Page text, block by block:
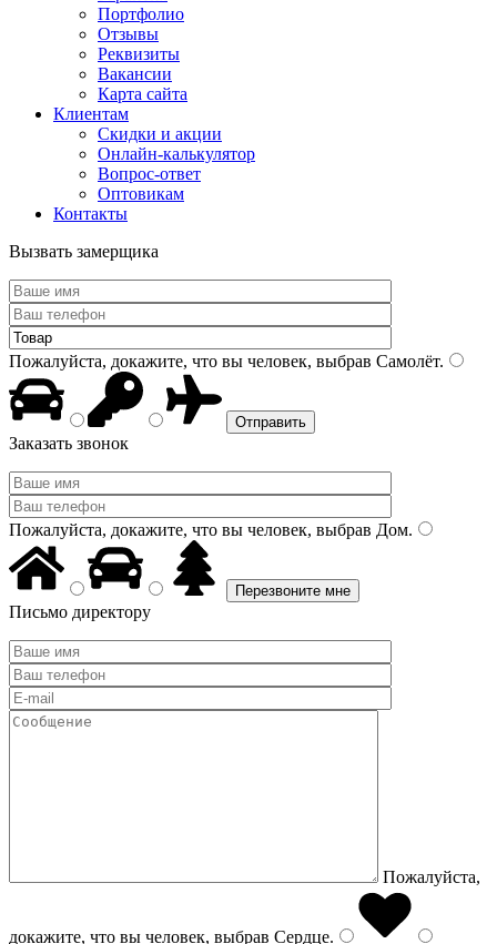
Портфолио
Отзывы
Реквизиты
Вакансии
Карта сайта
Клиентам
Скидки и акции
Онлайн-калькулятор
Вопрос-ответ
Оптовикам
Контакты
Вызвать замерщика
Пожалуйста, докажите, что вы человек, выбрав Самолёт.
Заказать звонок
Пожалуйста, докажите, что вы человек, выбрав Дом.
Письмо директору
Пожалуйста,
докажите, что вы человек, выбрав Сердце.